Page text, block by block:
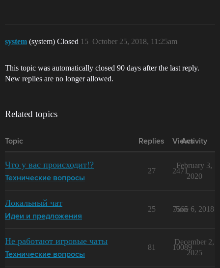
system (system) Closed October 25, 2018, 11:25am
15
This topic was automatically closed 90 days after the last reply.
New replies are no longer allowed.
Related topics
Topic Replies Views
Activity
Что у вас происходит!?
Технические вопросы
27 2471
February 3,
2020
Локальный чат
Идеи и предложения
25 7565
June 6, 2018
Не работают игровые чаты
Технические вопросы
81 10089
December 2,
2025